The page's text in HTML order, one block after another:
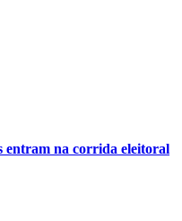
entram na corrida eleitoral